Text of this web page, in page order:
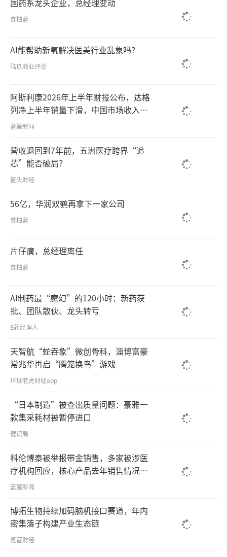
国药系龙头企业，总经理变动
赛柏蓝
AI能帮助新氧解决医美行业乱象吗？
陆玖商业评论
阿斯利康2026年上半年财报公布，达格
列净上半年销量下滑，中国市场收入下
滑5%
蓝鲸新闻
营收退回到7年前，五洲医疗跨界“追
芯”能否破局？
鳌头财经
56亿，华润双鹤再拿下一家公司
赛柏蓝
片仔癀，总经理离任
赛柏蓝
AI制药最“魔幻”的120小时：新药获
批、团队散伙、龙头转亏
E药经理人
天智航“蛇吞象”微创骨科，淄博富豪
常兆华再启“腾笼换鸟”游戏
环球老虎财经app
“日本制造”被查出质量问题：豪雅一
款集采耗材被暂停进口
健识局
科伦博泰被举报带金销售，多家被涉医
疗机构回应，核心产品去年销售情况不
及市场预期
蓝鲸新闻
博拓生物持续加码脑机接口赛道，年内
密集落子构建产业生态链
览富财经